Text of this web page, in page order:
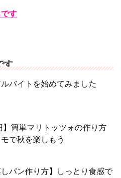
す
す
バイトを始めてみました
】簡単マリトッツォの作り方
で秋を楽しもう
パン作り方】しっとり食感で